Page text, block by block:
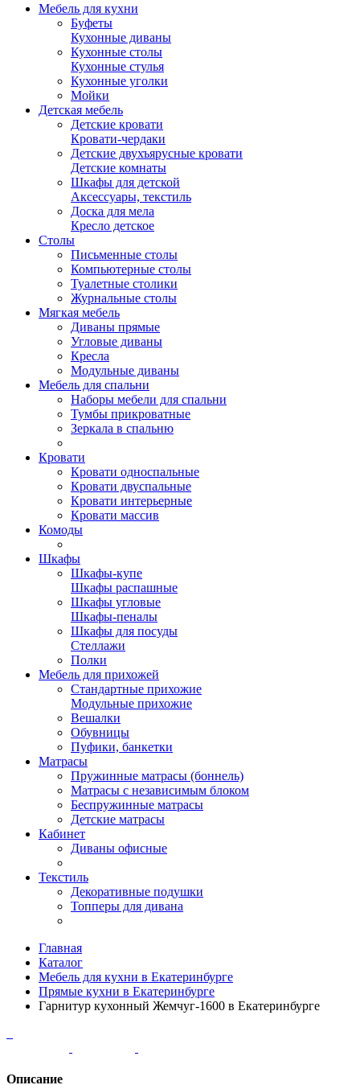
Мебель для кухни
Буфеты
Кухонные диваны
Кухонные столы
Кухонные стулья
Кухонные уголки
Мойки
Детская мебель
Детские кровати
Кровати-чердаки
Детские двухъярусные кровати
Детские комнаты
Шкафы для детской
Аксессуары, текстиль
Доска для мела
Кресло детское
Столы
Письменные столы
Компьютерные столы
Туалетные столики
Журнальные столы
Мягкая мебель
Диваны прямые
Угловые диваны
Кресла
Модульные диваны
Мебель для спальни
Наборы мебели для спальни
Тумбы прикроватные
Зеркала в спальню
Кровати
Кровати односпальные
Кровати двуспальные
Кровати интерьерные
Кровати массив
Комоды
Шкафы
Шкафы-купе
Шкафы распашные
Шкафы угловые
Шкафы-пеналы
Шкафы для посуды
Стеллажи
Полки
Мебель для прихожей
Стандартные прихожие
Модульные прихожие
Вешалки
Обувницы
Пуфики, банкетки
Матрасы
Пружинные матрасы (боннель)
Матрасы с независимым блоком
Беспружинные матрасы
Детские матрасы
Кабинет
Диваны офисные
Текстиль
Декоративные подушки
Топперы для дивана
Главная
Каталог
Мебель для кухни в Екатеринбурге
Прямые кухни в Екатеринбурге
Гарнитур кухонный Жемчуг-1600 в Екатеринбурге
Описание